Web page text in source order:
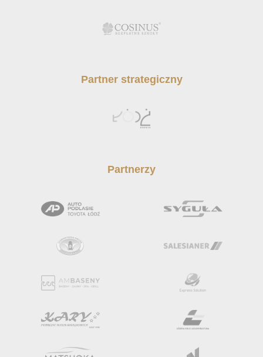
Partner strategiczny
Partnerzy